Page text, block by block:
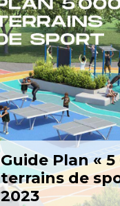
Guide Plan «
terrains de
2023